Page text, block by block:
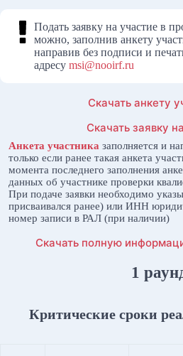
Подать заявку на участие в
можно, заполнив анкету
направив без подписи и
адресу msi@nooirf.ru
Скачать анкету
Скачать заявку
Анкета участника заполняется и
только если ранее такая анкета
момента последнего заполнения
данных об участнике проверки
При подаче заявки необходимо
присваивался ранее) или ИНН
номер записи в РАЛ (при наличии)
Скачать полную
1
Критические сроки